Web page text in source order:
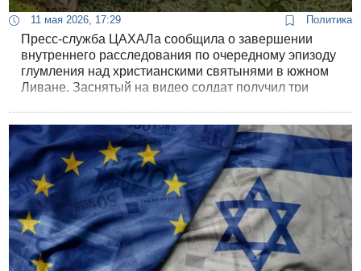
11 мая 2026, 17:29 Политика
Пресс-служба ЦАХАЛа сообщила о завершении
внутреннего расследования по очередному эпизоду
глумления над христианскими святынями в южном
Ливане. Заснятый на видео солдат получил три